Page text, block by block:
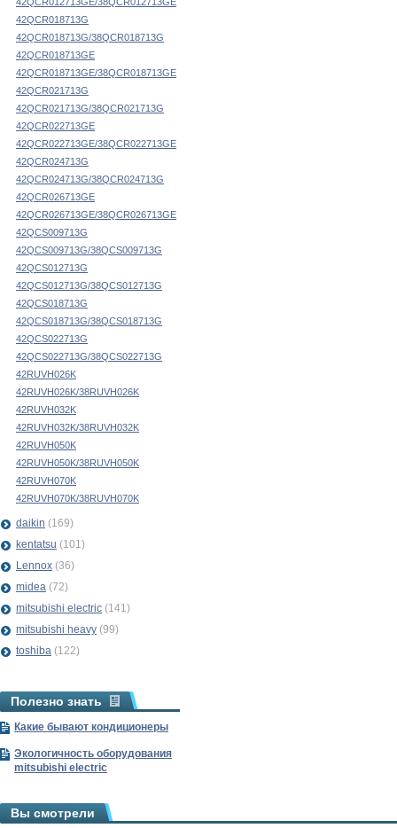
42QCR018713G
42QCR018713G/38QCR018713G
42QCR018713GE
42QCR018713GE/38QCR018713GE
42QCR021713G
42QCR021713G/38QCR021713G
42QCR022713GE
42QCR022713GE/38QCR022713GE
42QCR024713G
42QCR024713G/38QCR024713G
42QCR026713GE
42QCR026713GE/38QCR026713GE
42QCS009713G
42QCS009713G/38QCS009713G
42QCS012713G
42QCS012713G/38QCS012713G
42QCS018713G
42QCS018713G/38QCS018713G
42QCS022713G
42QCS022713G/38QCS022713G
42RUVH026K
42RUVH026K/38RUVH026K
42RUVH032K
42RUVH032K/38RUVH032K
42RUVH050K
42RUVH050K/38RUVH050K
42RUVH070K
42RUVH070K/38RUVH070K
daikin (169)
kentatsu (101)
Lennox (36)
midea (72)
mitsubishi electric (141)
mitsubishi heavy (99)
toshiba (122)
Полезно знать
Какие бывают кондиционеры
Экологичность оборудования
mitsubishi electric
Вы смотрели